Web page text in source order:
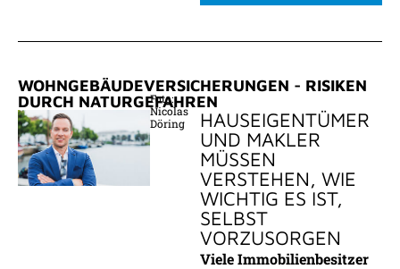
WOHNGEBÄUDE­VERSICHERUNGEN - RISIKEN
DURCH NATURGEFAHREN
Foto:
Nicolas
Döring
HAUSEIGENTÜMER
UND MAKLER
MÜSSEN
VERSTEHEN, WIE
WICHTIG ES IST,
SELBST
VORZUSORGEN
Viele Immobilienbesitzer